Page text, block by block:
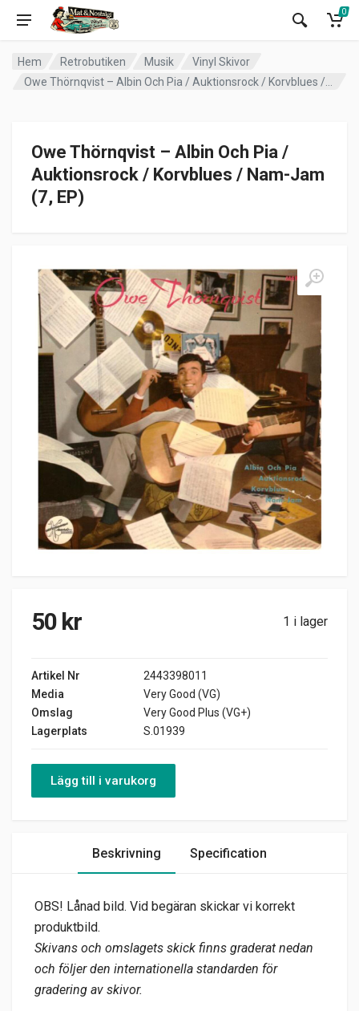
0
Hem Retrobutiken Musik
Vinyl Skivor
Owe Thörnqvist – Albin Och Pia /
Auktionsrock / Korvblues / Nam-Jam
(7, EP)
50 kr 1 i lager
Artikel Nr
2443398011
Media
Very Good (VG)
Omslag
Very Good Plus (VG+)
Lagerplats
S.01939
Lägg till i varukorg
Beskrivning Specification
OBS! Lånad bild. Vid begäran skickar vi korrekt
produktbild.
Skivans och omslagets skick finns graderat nedan
och följer den internationella standarden för
gradering av skivor.